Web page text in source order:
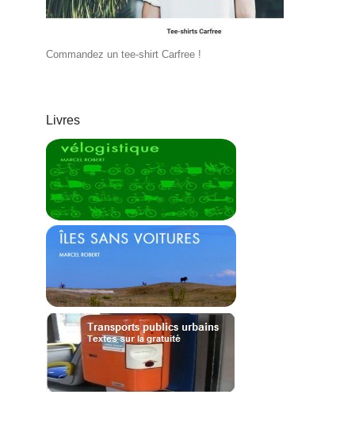
Commandez un tee-shirt Carfree !
Livres